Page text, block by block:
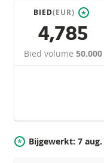
BIED(EUR) *
4,785
Bied volume50.000
* Bijgewerkt: 7 aug.